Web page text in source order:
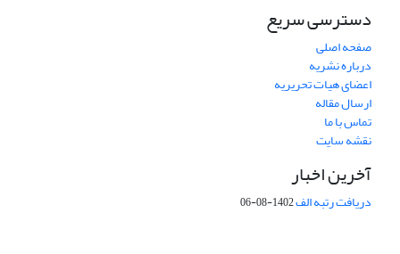
دسترسی سریع
صفحه اصلی
درباره نشریه
اعضای هیات تحریریه
ارسال مقاله
تماس با ما
نقشه سایت
آخرین اخبار
دریافت رتبه الف1402-08-06